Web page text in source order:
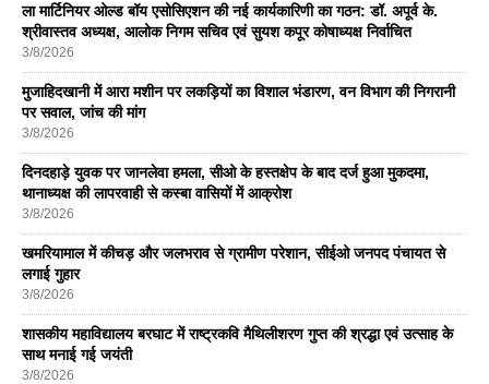
ला मार्टिनियर ओल्ड बॉय एसोसिएशन की नई कार्यकारिणी का गठन: डॉ. अपूर्व के.
श्रीवास्तव अध्यक्ष, आलोक निगम सचिव एवं सुयश कपूर कोषाध्यक्ष निर्वाचित
3/8/2026
मुजाहिदखानी में आरा मशीन पर लकड़ियों का विशाल भंडारण, वन विभाग की निगरानी
पर सवाल, जांच की मांग
3/8/2026
दिनदहाड़े युवक पर जानलेवा हमला, सीओ के हस्तक्षेप के बाद दर्ज हुआ मुकदमा,
थानाध्यक्ष की लापरवाही से कस्बा वासियों में आक्रोश
3/8/2026
खमरियामाल में कीचड़ और जलभराव से ग्रामीण परेशान, सीईओ जनपद पंचायत से
लगाई गुहार
3/8/2026
शासकीय महाविद्यालय बरघाट में राष्ट्रकवि मैथिलीशरण गुप्त की श्रद्धा एवं उत्साह के
साथ मनाई गई जयंती
3/8/2026